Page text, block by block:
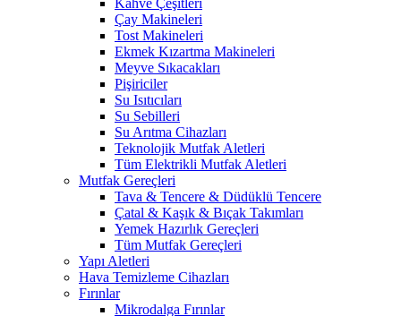
Kahve Çeşitleri
Çay Makineleri
Tost Makineleri
Ekmek Kızartma Makineleri
Meyve Sıkacakları
Pişiriciler
Su Isıtıcıları
Su Sebilleri
Su Arıtma Cihazları
Teknolojik Mutfak Aletleri
Tüm Elektrikli Mutfak Aletleri
Mutfak Gereçleri
Tava & Tencere & Düdüklü Tencere
Çatal & Kaşık & Bıçak Takımları
Yemek Hazırlık Gereçleri
Tüm Mutfak Gereçleri
Yapı Aletleri
Hava Temizleme Cihazları
Fırınlar
Mikrodalga Fırınlar